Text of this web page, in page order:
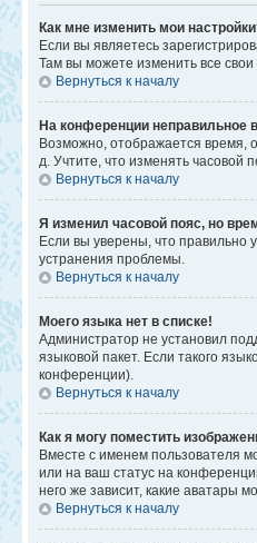
Как мне изменить мои
Если вы являетесь
Там вы можете изменить все свои
Вернуться к началу
На конференции неправильное
Возможно, отображается время,
д. Учтите, что изменять часовой
Вернуться к началу
Я изменил часовой пояс, но
Если вы уверены, что правильно
устранения проблемы.
Вернуться к началу
Моего языка нет в списке!
Администратор не установил
языковой пакет. Если такого
конференции).
Вернуться к началу
Как я могу поместить
Вместе с именем пользователя
или на ваш статус на
него же зависит, какие аватары
Вернуться к началу